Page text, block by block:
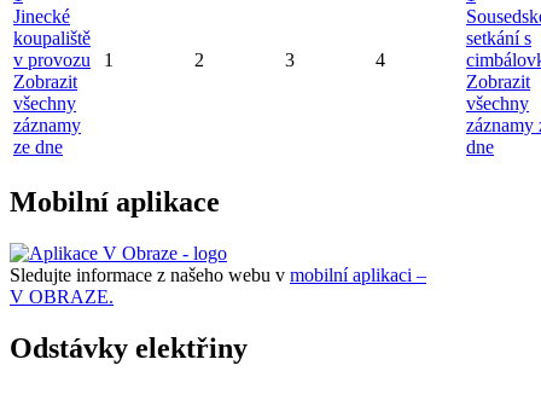
Jinecké
koupaliště
v provozu
Zobrazit
všechny
záznamy
ze dne
1 2 3 4
setkání s
Zobrazit
všechny
záznamy
dne
Mobilní aplikace
Sledujte informace z našeho webu v mobilní aplikaci –
V OBRAZE.
Odstávky elektřiny